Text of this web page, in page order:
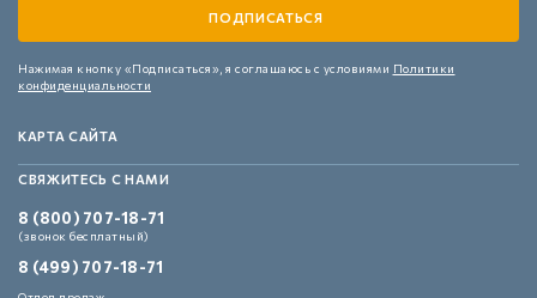
Нажимая кнопку «Подписаться», я соглашаюсь с условиями Политики
конфиденциальности
КАРТА САЙТА
СВЯЖИТЕСЬ С НАМИ
8 (800) 707-18-71
(звонок бесплатный)
8 (499) 707-18-71